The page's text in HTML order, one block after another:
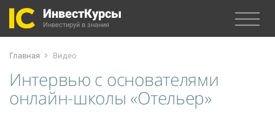
ИнвестКурсы
Инвестируй в знания
Главная Видео
Интервью с основателями
онлайн-школы «Отельер»